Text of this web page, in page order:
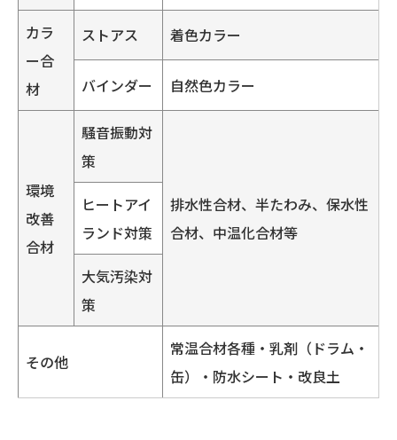
カラ
ー合
材
ストアス 着色カラー
バインダー 自然色カラー
環境
改善
合材
騒音振動対
策
排水性合材、半たわみ、保水性
合材、中温化合材等
ヒートアイ
ランド対策
大気汚染対
策
その他
常温合材各種・乳剤（ドラム・
缶）・防水シート・改良土